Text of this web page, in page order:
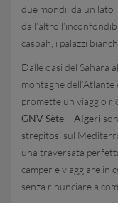
due mondi: da un lato
dall’altro
casbah, i palazzi
Dalle oasi del Sahara
montagne dell’Atlante
promette un viaggio
GNV Sète – Algeri
strepitosi sul
una traversata
camper e viaggiare in
senza rinunciare a